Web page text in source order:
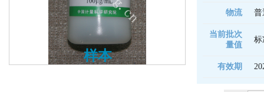
样本
物流 普
当前批次
量值
标
有效期